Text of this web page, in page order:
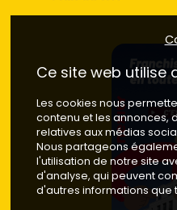
Ce site web utilise
Les cookies nous
contenu et les annonces,
relatives aux médias
Nous partageons
l'utilisation de notre site
d'analyse, qui peuvent
d'autres informations que